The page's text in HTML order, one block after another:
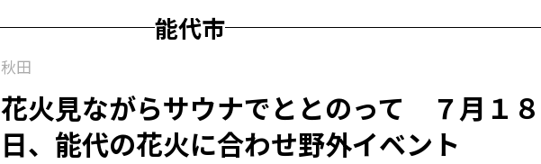
能代市
秋田
花火見ながらサウナでととのって ７月１８
日、能代の花火に合わせ野外イベント